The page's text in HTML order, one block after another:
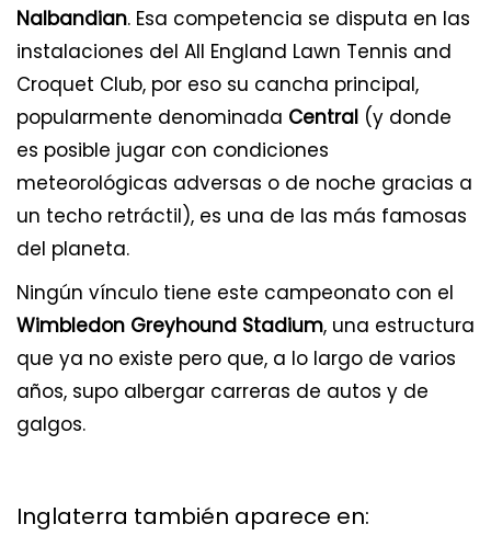
Nalbandian. Esa competencia se disputa en las
instalaciones del All England Lawn Tennis and
Croquet Club, por eso su cancha principal,
popularmente denominada Central (y donde
es posible jugar con condiciones
meteorológicas adversas o de noche gracias a
un techo retráctil), es una de las más famosas
del planeta.
Ningún vínculo tiene este campeonato con el
Wimbledon Greyhound Stadium, una estructura
que ya no existe pero que, a lo largo de varios
años, supo albergar carreras de autos y de
galgos.
Inglaterra también aparece en: